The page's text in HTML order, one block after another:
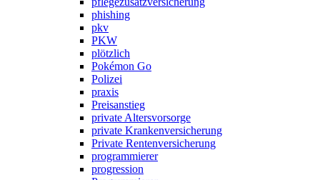
phishing
pkv
PKW
plötzlich
Pokémon Go
Polizei
praxis
Preisanstieg
private Altersvorsorge
private Krankenversicherung
Private Rentenversicherung
programmierer
progression